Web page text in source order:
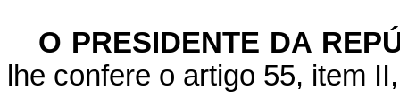
O PRESIDENTE DA
lhe confere o artigo 55, item